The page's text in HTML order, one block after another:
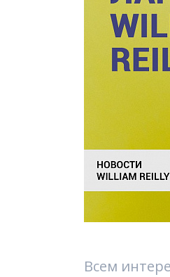
Всем